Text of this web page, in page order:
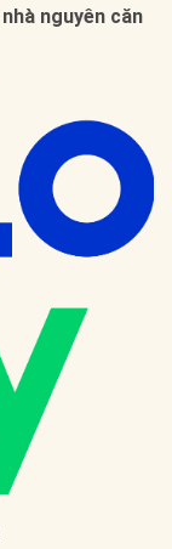
nhà nguyên căn